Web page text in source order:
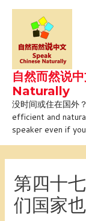
Skip
content
自然而然说
Naturally
没时间或住在国外
efficient and
speaker even if
第四十
们国家